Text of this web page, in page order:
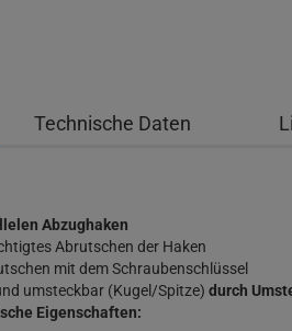
Technische Daten
Abzughaken
Abrutschen der Haken
mit dem Schraubenschlüssel
umsteckbar (Kugel/Spitze) durch
Eigenschaften: